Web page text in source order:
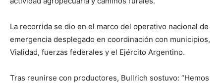
La recorrida se dio en el marco del operativo nacional de
emergencia desplegado en coordinación con municipios,
Vialidad, fuerzas federales y el Ejército Argentino.
Tras reunirse con productores, Bullrich sostuvo: “Hemos